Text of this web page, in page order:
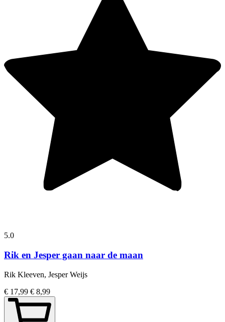
5.0
Rik en Jesper gaan naar de maan
Rik Kleeven, Jesper Weijs
€ 17,99 € 8,99